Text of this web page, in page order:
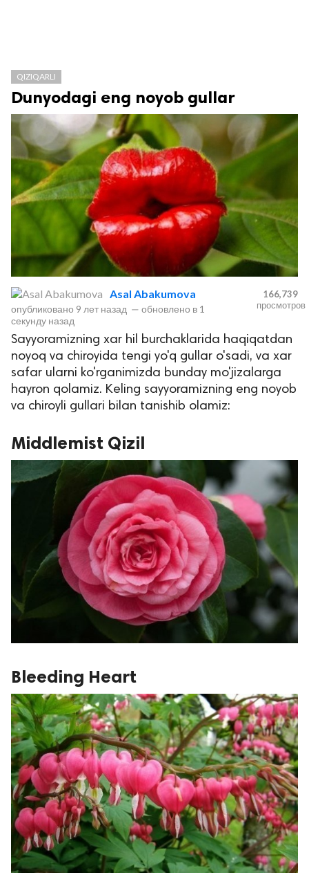
защищены.
QIZIQARLI
Dunyodagi eng noyob gullar
Asal Abakumova
опубликовано 9 лет назад — обновлено в 1
секунду назад
166,739
просмотров
Sayyoramizning xar hil burchaklarida haqiqatdan
noyoq va chiroyida tengi yo'q gullar o'sadi, va xar
safar ularni ko'rganimizda bunday mo'jizalarga
hayron qolamiz. Keling sayyoramizning eng noyob
va chiroyli gullari bilan tanishib olamiz:
Middlemist Qizil
Bleeding Heart